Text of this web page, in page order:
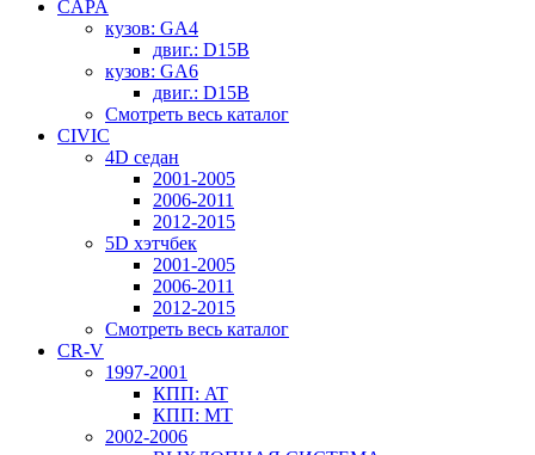
CAPA
кузов: GA4
двиг.: D15B
кузов: GA6
двиг.: D15B
Смотреть весь каталог
CIVIC
4D седан
2001-2005
2006-2011
2012-2015
5D хэтчбек
2001-2005
2006-2011
2012-2015
Смотреть весь каталог
CR-V
1997-2001
КПП: AT
КПП: MT
2002-2006